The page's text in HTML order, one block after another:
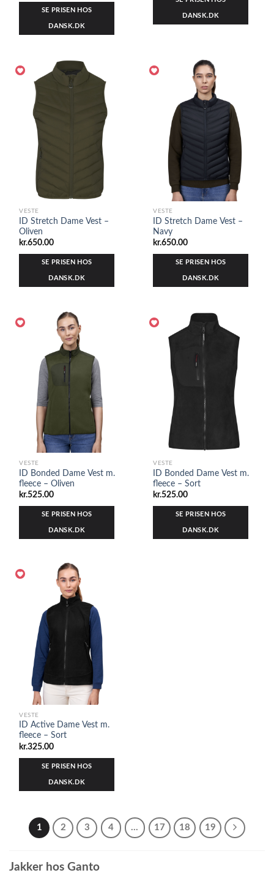
SE PRISEN HOS
DANSK.DK
DANSK.DK
VESTE
ID Stretch Dame Vest –
Oliven
kr.650.00
SE PRISEN HOS
DANSK.DK
VESTE
ID Stretch Dame Vest –
Navy
kr.650.00
SE PRISEN HOS
DANSK.DK
VESTE
ID Bonded Dame Vest m.
fleece – Oliven
kr.525.00
SE PRISEN HOS
DANSK.DK
VESTE
ID Bonded Dame Vest m.
fleece – Sort
kr.525.00
SE PRISEN HOS
DANSK.DK
VESTE
ID Active Dame Vest m.
fleece – Sort
kr.325.00
SE PRISEN HOS
DANSK.DK
1 2 3 4 … 17 18 19
Jakker hos Ganto